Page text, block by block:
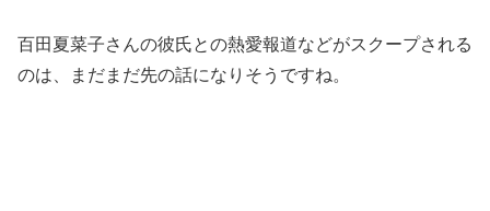
百田夏菜子さんの彼氏との熱愛報道などがスクープされる
のは、まだまだ先の話になりそうですね。